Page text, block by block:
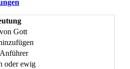
Gott
oder ewig